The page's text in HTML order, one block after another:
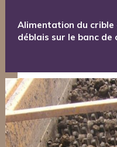
Alimentation du crible
déblais sur le banc de